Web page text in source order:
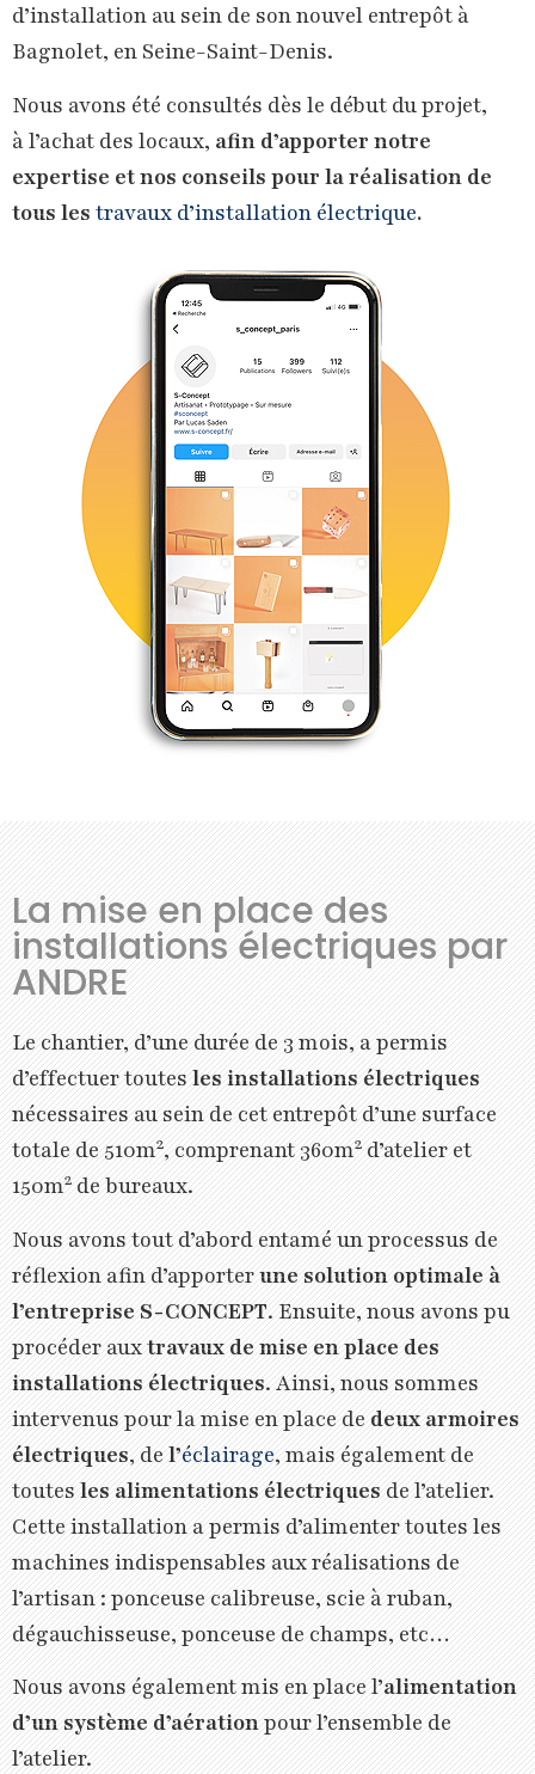
d’installation au sein de son nouvel entrepôt à
Bagnolet, en Seine-Saint-Denis.
Nous avons été consultés dès le début du projet,
à l’achat des locaux, afin d’apporter notre
expertise et nos conseils pour la réalisation de
tous les travaux d’installation électrique.
La mise en place des
installations électriques par
ANDRE
Le chantier, d’une durée de 3 mois, a permis
d’effectuer toutesles installations électriques
nécessaires au sein de cet entrepôt d’une surface
totale de 510m2, comprenant 360m2d’atelier et
150m2de bureaux.
Nous avons tout d’abord entamé un processus de
réflexion afin d’apporterune solution optimale à
l’entreprise S-CONCEPT. Ensuite, nous avons pu
procéder auxtravaux de mise en place des
installations électriques. Ainsi, nous sommes
intervenus pour la mise en place dedeux armoires
électriques, del’éclairage, mais également de
toutesles alimentations électriquesde l’atelier.
Cette installation a permis d’alimenter toutes les
machines indispensables aux réalisations de
l’artisan : ponceuse calibreuse, scie à ruban,
dégauchisseuse, ponceuse de champs, etc…
Nous avons également mis en place l’alimentation
d’un système d’aérationpour l’ensemble de
l’atelier.